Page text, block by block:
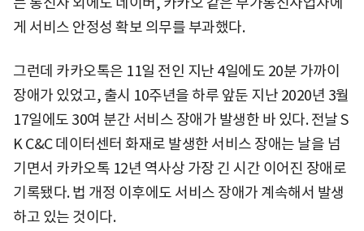
게 서비스 안정성 확보 의무를 부과했다.
그런데 카카오톡은 11일 전인 지난 4일에도 20분 가까이
장애가 있었고, 출시 10주년을 하루 앞둔 지난 2020년 3월
17일에도 30여 분간 서비스 장애가 발생한 바 있다. 전날 S
K C&C 데이터센터 화재로 발생한 서비스 장애는 날을 넘
기면서 카카오톡 12년 역사상 가장 긴 시간 이어진 장애로
기록됐다. 법 개정 이후에도 서비스 장애가 계속해서 발생
하고 있는 것이다.